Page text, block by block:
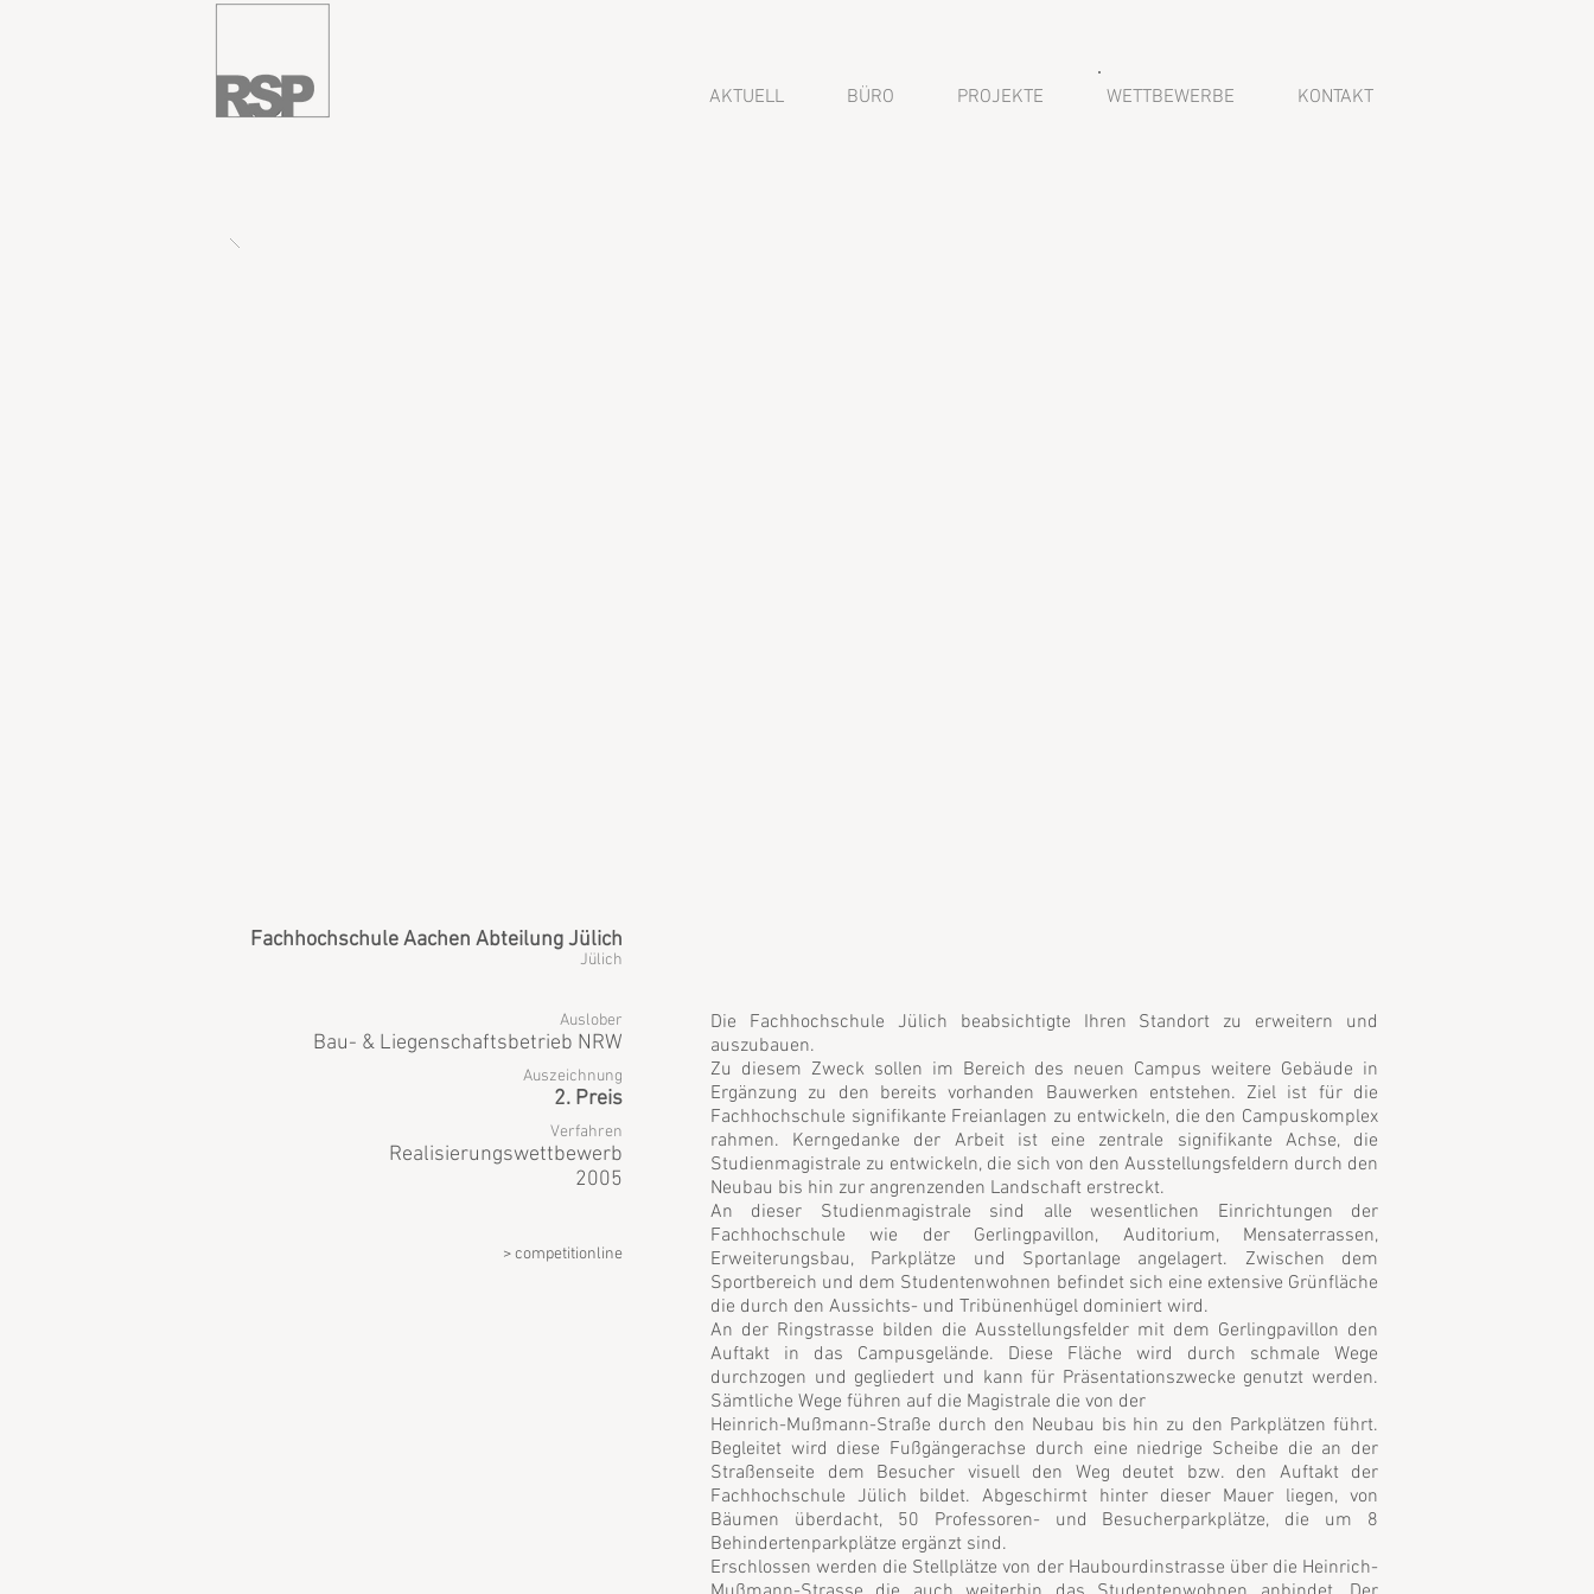
AKTUELL BÜRO PROJEKTE WETTBEWERBE KONTAKT
Fachhochschule Aachen Abteilung Jülich
Jülich
Auslober
Bau- & Liegenschaftsbetrieb NRW
Auszeichnung
2. Preis
Verfahren
Realisierungswettbewerb
2005
> competitionline
Die Fachhochschule Jülich beabsichtigte Ihren Standort zu erweitern und
auszubauen.
Zu diesem Zweck sollen im Bereich des neuen Campus weitere Gebäude in
Ergänzung zu den bereits vorhanden Bauwerken entstehen. Ziel ist für die
Fachhochschule signifikante Freianlagen zu entwickeln, die den Campuskomplex
rahmen. Kerngedanke der Arbeit ist eine zentrale signifikante Achse, die
Studienmagistrale zu entwickeln, die sich von den Ausstellungsfeldern durch den
Neubau bis hin zur angrenzenden Landschaft erstreckt.
An dieser Studienmagistrale sind alle wesentlichen Einrichtungen der
Fachhochschule wie der Gerlingpavillon, Auditorium, Mensaterrassen,
Erweiterungsbau, Parkplätze und Sportanlage angelagert. Zwischen dem
Sportbereich und dem Studentenwohnen befindet sich eine extensive Grünfläche
die durch den Aussichts- und Tribünenhügel dominiert wird.
An der Ringstrasse bilden die Ausstellungsfelder mit dem Gerlingpavillon den
Auftakt in das Campusgelände. Diese Fläche wird durch schmale Wege
durchzogen und gegliedert und kann für Präsentationszwecke genutzt werden.
Sämtliche Wege führen auf die Magistrale die von der
Heinrich-Mußmann-Straße durch den Neubau bis hin zu den Parkplätzen führt.
Begleitet wird diese Fußgängerachse durch eine niedrige Scheibe die an der
Straßenseite dem Besucher visuell den Weg deutet bzw. den Auftakt der
Fachhochschule Jülich bildet. Abgeschirmt hinter dieser Mauer liegen, von
Bäumen überdacht, 50 Professoren- und Besucherparkplätze, die um 8
Behindertenparkplätze ergänzt sind.
Erschlossen werden die Stellplätze von der Haubourdinstrasse über die Heinrich-